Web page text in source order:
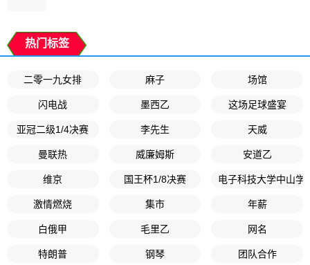
热门标签
二零一九女排 麻子 场馆
闪电战 墨西乙 这场足球盛宴
亚冠二级1/4决赛 李先生 天威
曼联热 威廉姆斯 安道乙
维京 国王杯1/8决赛 电子科技大学中山学
激情燃烧 集市 年薪
白俄甲 毛里乙 网名
特朗普 钢琴 团队合作